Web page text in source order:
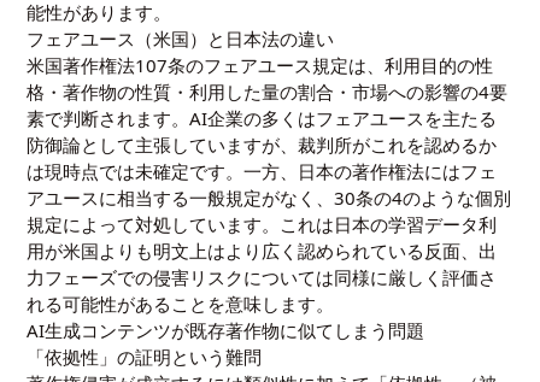
能性があります。
フェアユース（米国）と日本法の違い
米国著作権法107条のフェアユース規定は、利用目的の性
格・著作物の性質・利用した量の割合・市場への影響の4要
素で判断されます。AI企業の多くはフェアユースを主たる
防御論として主張していますが、裁判所がこれを認めるか
は現時点では未確定です。一方、日本の著作権法にはフェ
アユースに相当する一般規定がなく、30条の4のような個別
規定によって対処しています。これは日本の学習データ利
用が米国よりも明文上はより広く認められている反面、出
力フェーズでの侵害リスクについては同様に厳しく評価さ
れる可能性があることを意味します。
AI生成コンテンツが既存著作物に似てしまう問題
「依拠性」の証明という難問